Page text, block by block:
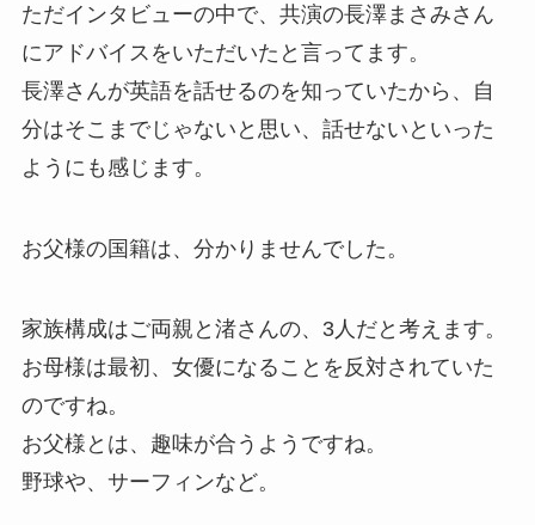
ただインタビューの中で、共演の長澤まさみさん
にアドバイスをいただいたと言ってます。
長澤さんが英語を話せるのを知っていたから、自
分はそこまでじゃないと思い、話せないといった
ようにも感じます。
お父様の国籍は、分かりませんでした。
家族構成はご両親と渚さんの、3人だと考えます。
お母様は最初、女優になることを反対されていた
のですね。
お父様とは、趣味が合うようですね。
野球や、サーフィンなど。